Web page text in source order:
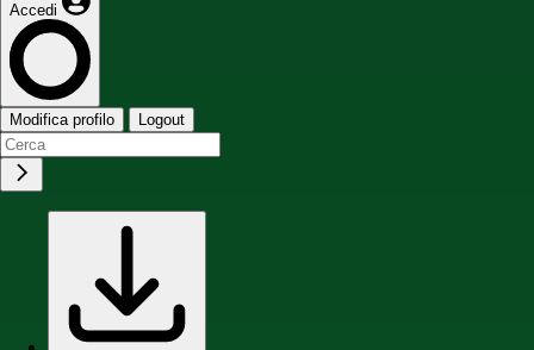
Accedi
Modifica profilo Logout